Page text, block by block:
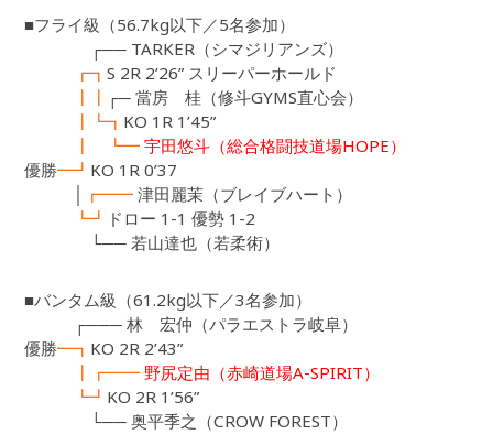
■フライ級（56.7kg以下／5名参加）
┌── TARKER（シマジリアンズ）
┏┓S 2R 2’26” スリーパーホールド
┃┃ ┌─ 當房 桂（修斗GYMS直心会）
┃┗┓ KO 1R 1’45”
┃ ┗━ 宇田悠斗（総合格闘技道場HOPE）
優勝━┛ KO 1R 0’37
┏━━ 津田麗茉（ブレイブハート）
┗┛ ドロー 1-1 優勢 1-2
└── 若山達也（若柔術）
■バンタム級（61.2kg以下／3名参加）
┌─── 林 宏仲（パラエストラ岐阜）
優勝━┓ KO 2R 2’43”
┃┏━━ 野尻定由（赤崎道場A-SPIRIT）
┗┛ KO 2R 1’56”
└── 奥平季之（CROW FOREST）